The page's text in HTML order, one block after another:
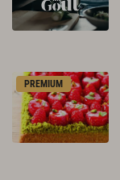
PREMIUM